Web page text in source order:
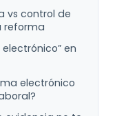
vs control de
reforma
en
electrónico